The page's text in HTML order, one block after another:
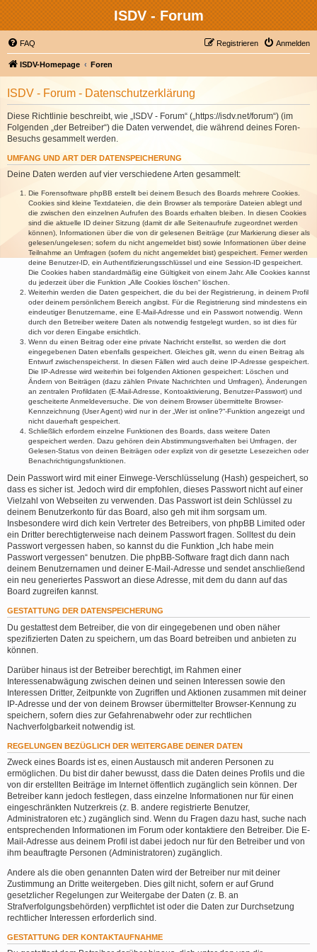
ISDV - Forum
FAQ Anmelden
Registrieren
ISDV-Homepage Foren
ISDV - Forum - Datenschutzerklärung
Diese Richtlinie beschreibt, wie „ISDV - Forum“ („https://isdv.net/forum“) (im
Folgenden „der Betreiber“) die Daten verwendet, die während deines Foren-
Besuchs gesammelt werden.
UMFANG UND ART DER DATENSPEICHERUNG
Deine Daten werden auf vier verschiedene Arten gesammelt:
Die Forensoftware phpBB erstellt bei deinem Besuch des Boards mehrere Cookies.
Cookies sind kleine Textdateien, die dein Browser als temporäre Dateien ablegt und
die zwischen den einzelnen Aufrufen des Boards erhalten bleiben. In diesen Cookies
sind die aktuelle ID deiner Sitzung (damit dir alle Seitenaufrufe zugeordnet werden
können), Informationen über die von dir gelesenen Beiträge (zur Markierung dieser als
gelesen/ungelesen; sofern du nicht angemeldet bist) sowie Informationen über deine
Teilnahme an Umfragen (sofern du nicht angemeldet bist) gespeichert. Ferner werden
deine Benutzer-ID, ein Authentifizierungsschlüssel und eine Session-ID gespeichert.
Die Cookies haben standardmäßig eine Gültigkeit von einem Jahr. Alle Cookies kannst
du jederzeit über die Funktion „Alle Cookies löschen“ löschen.
Weiterhin werden die Daten gespeichert, die du bei der Registrierung, in deinem Profil
oder deinem persönlichem Bereich angibst. Für die Registrierung sind mindestens ein
eindeutiger Benutzername, eine E-Mail-Adresse und ein Passwort notwendig. Wenn
durch den Betreiber weitere Daten als notwendig festgelegt wurden, so ist dies für
dich vor deren Eingabe ersichtlich.
Wenn du einen Beitrag oder eine private Nachricht erstellst, so werden die dort
eingegebenen Daten ebenfalls gespeichert. Gleiches gilt, wenn du einen Beitrag als
Entwurf zwischenspeicherst. In diesen Fällen wird auch deine IP-Adresse gespeichert.
Die IP-Adresse wird weiterhin bei folgenden Aktionen gespeichert: Löschen und
Ändern von Beiträgen (dazu zählen Private Nachrichten und Umfragen), Änderungen
an zentralen Profildaten (E-Mail-Adresse, Kontoaktivierung, Benutzer-Passwort) und
gescheiterte Anmeldeversuche. Die von deinem Browser übermittelte Browser-
Kennzeichnung (User Agent) wird nur in der „Wer ist online?“-Funktion angezeigt und
nicht dauerhaft gespeichert.
Schließlich erfordern einzelne Funktionen des Boards, dass weitere Daten
gespeichert werden. Dazu gehören dein Abstimmungsverhalten bei Umfragen, der
Gelesen-Status von deinen Beiträgen oder explizit von dir gesetzte Lesezeichen oder
Benachrichtigungsfunktionen.
Dein Passwort wird mit einer Einwege-Verschlüsselung (Hash) gespeichert, so
dass es sicher ist. Jedoch wird dir empfohlen, dieses Passwort nicht auf einer
Vielzahl von Webseiten zu verwenden. Das Passwort ist dein Schlüssel zu
deinem Benutzerkonto für das Board, also geh mit ihm sorgsam um.
Insbesondere wird dich kein Vertreter des Betreibers, von phpBB Limited oder
ein Dritter berechtigterweise nach deinem Passwort fragen. Solltest du dein
Passwort vergessen haben, so kannst du die Funktion „Ich habe mein
Passwort vergessen“ benutzen. Die phpBB-Software fragt dich dann nach
deinem Benutzernamen und deiner E-Mail-Adresse und sendet anschließend
ein neu generiertes Passwort an diese Adresse, mit dem du dann auf das
Board zugreifen kannst.
GESTATTUNG DER DATENSPEICHERUNG
Du gestattest dem Betreiber, die von dir eingegebenen und oben näher
spezifizierten Daten zu speichern, um das Board betreiben und anbieten zu
können.
Darüber hinaus ist der Betreiber berechtigt, im Rahmen einer
Interessenabwägung zwischen deinen und seinen Interessen sowie den
Interessen Dritter, Zeitpunkte von Zugriffen und Aktionen zusammen mit deiner
IP-Adresse und der von deinem Browser übermittelter Browser-Kennung zu
speichern, sofern dies zur Gefahrenabwehr oder zur rechtlichen
Nachverfolgbarkeit notwendig ist.
REGELUNGEN BEZÜGLICH DER WEITERGABE DEINER DATEN
Zweck eines Boards ist es, einen Austausch mit anderen Personen zu
ermöglichen. Du bist dir daher bewusst, dass die Daten deines Profils und die
von dir erstellten Beiträge im Internet öffentlich zugänglich sein können. Der
Betreiber kann jedoch festlegen, dass einzelne Informationen nur für einen
eingeschränkten Nutzerkreis (z. B. andere registrierte Benutzer,
Administratoren etc.) zugänglich sind. Wenn du Fragen dazu hast, suche nach
entsprechenden Informationen im Forum oder kontaktiere den Betreiber. Die E-
Mail-Adresse aus deinem Profil ist dabei jedoch nur für den Betreiber und von
ihm beauftragte Personen (Administratoren) zugänglich.
Andere als die oben genannten Daten wird der Betreiber nur mit deiner
Zustimmung an Dritte weitergeben. Dies gilt nicht, sofern er auf Grund
gesetzlicher Regelungen zur Weitergabe der Daten (z. B. an
Strafverfolgungsbehörden) verpflichtet ist oder die Daten zur Durchsetzung
rechtlicher Interessen erforderlich sind.
GESTATTUNG DER KONTAKTAUFNAHME